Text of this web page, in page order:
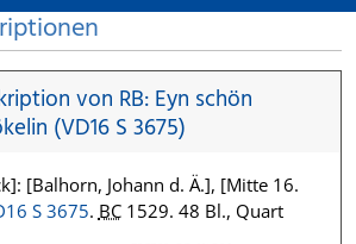
von RB: Eyn schön
(VD16 S 3675)
[Balhorn, Johann d. Ä.], [Mitte 16.
S 3675. BC1529. 48 Bl., Quart